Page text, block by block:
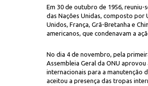
Em 30 de outubro de 1956, reuniu-
das Nações Unidas, composto por
Unidos, França, Grã-Bretanha e
americanos, que condenavam a
No dia 4 de novembro, pela
Assembleia Geral da ONU
internacionais para a manutenção
aceitou a presença das tropas